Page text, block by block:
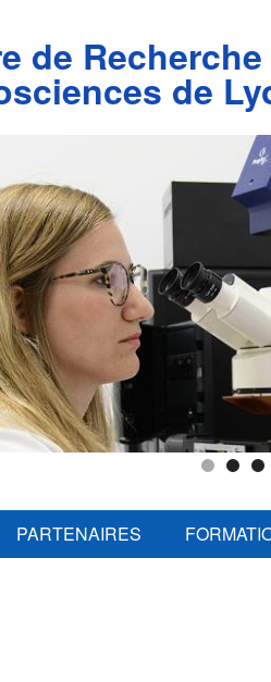
de Recherche
de
PARTENAIRES